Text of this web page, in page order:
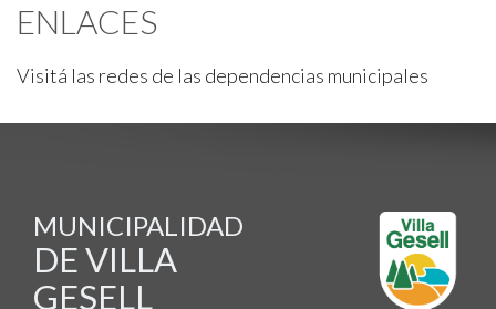
ENLACES
Visitá las redes de las dependencias municipales
MUNICIPALIDAD
DE VILLA
GESELL